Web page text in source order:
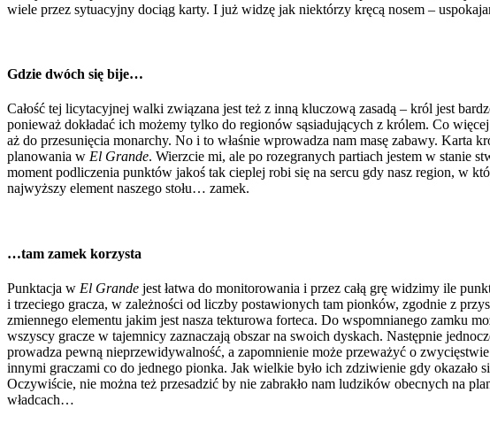
wiele przez sytuacyjny dociąg karty. I już widzę jak niektórzy kręcą nosem –
Gdzie dwóch się bije…
Całość tej licytacyjnej walki związana jest też z inną kluczową zasadą – król jest
ponieważ dokładać ich możemy tylko do regionów sąsiadujących z królem. Co
aż do przesunięcia monarchy. No i to właśnie wprowadza nam masę zabawy. Karta
planowania w El Grande. Wierzcie mi, ale po rozegranych partiach jestem w stanie
moment podliczenia punktów jakoś tak cieplej robi się na sercu gdy nasz region, w
najwyższy element naszego stołu… zamek.
…tam zamek korzysta
Punktacja w El Grande jest łatwa do monitorowania i przez całą grę widzimy ile
i trzeciego gracza, w zależności od liczby postawionych tam pionków, zgodnie z
zmiennego elementu jakim jest nasza tekturowa forteca. Do wspomnianego zamku
wszyscy gracze w tajemnicy zaznaczają obszar na swoich dyskach. Następnie
prowadza pewną nieprzewidywalność, a zapomnienie może przeważyć o
innymi graczami co do jednego pionka. Jak wielkie było ich zdziwienie gdy okazało
Oczywiście, nie można też przesadzić by nie zabrakło nam ludzików obecnych na
władcach…